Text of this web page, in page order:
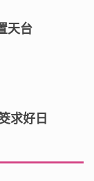
天台
求好日